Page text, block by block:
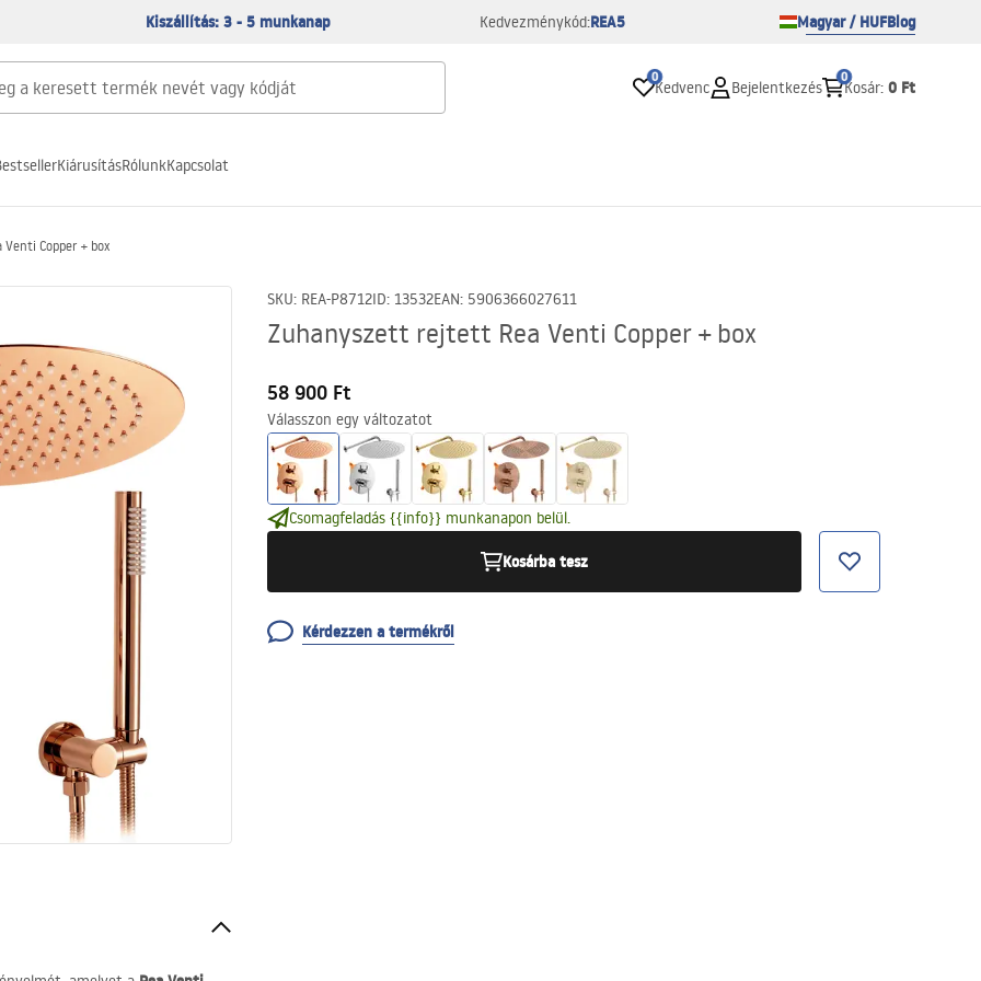
Kiszállítás: 3 - 5 munkanap Kedvezménykód:REA5 Magyar / HUFBlog
0
Kedvenc Bejelentkezés
0
Kosár: 0 Ft
KiárusításRólunkKapcsolat
Copper + box
SKU: REA-P8712ID: 13532EAN: 5906366027611
Zuhanyszett rejtett Rea Venti Copper + box
58 900 Ft
Válasszon egy változatot
Csomagfeladás {{info}} munkanapon belül.
Kosárba tesz
Kérdezzen a termékről